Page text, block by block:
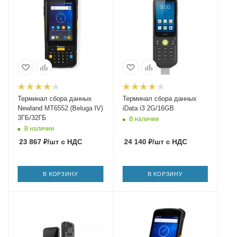
Терминал сбора данных
Newland MT6552 (Beluga IV)
3ГБ/32ГБ
В наличии
23 867 ₽/шт с НДС
В КОРЗИНУ
Терминал сбора данных
iData i3 2G/16GB
В наличии
24 140₽/штс НДС
В КОРЗИНУ